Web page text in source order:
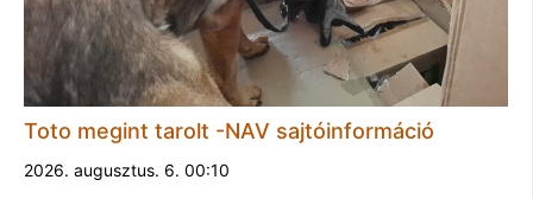
Toto megint tarolt -NAV sajtóinformáció
2026. augusztus. 6. 00:10